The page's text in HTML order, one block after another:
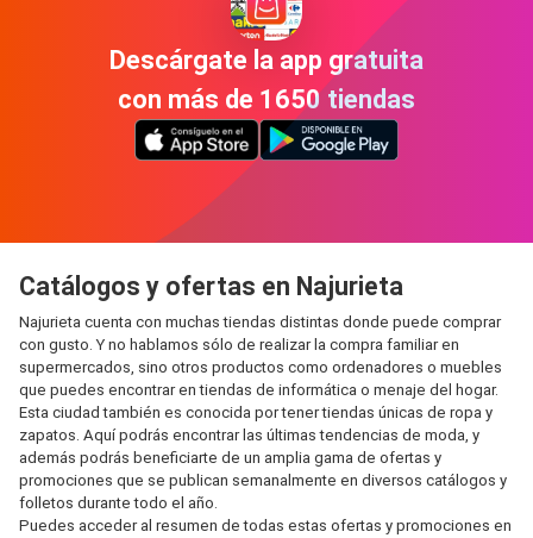
Descárgate la app gratuita
con más de 1650 tiendas
Catálogos y ofertas en Najurieta
Najurieta cuenta con muchas tiendas distintas donde puede comprar
con gusto. Y no hablamos sólo de realizar la compra familiar en
supermercados, sino otros productos como ordenadores o muebles
que puedes encontrar en tiendas de informática o menaje del hogar.
Esta ciudad también es conocida por tener tiendas únicas de ropa y
zapatos. Aquí podrás encontrar las últimas tendencias de moda, y
además podrás beneficiarte de un amplia gama de ofertas y
promociones que se publican semanalmente en diversos catálogos y
folletos durante todo el año.
Puedes acceder al resumen de todas estas ofertas y promociones en